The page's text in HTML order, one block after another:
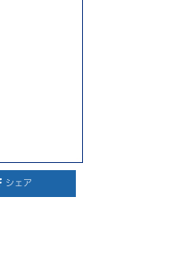
シェア